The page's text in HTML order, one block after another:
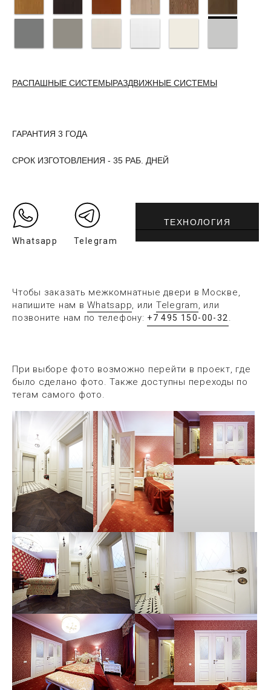
РАСПАШНЫЕ СИСТЕМЫРАЗДВИЖНЫЕ СИСТЕМЫ
ГАРАНТИЯ 3 ГОДА
СРОК ИЗГОТОВЛЕНИЯ - 35 РАБ. ДНЕЙ
Whatsapp Telegram
ТЕХНОЛОГИЯ
Чтобы заказать межкомнатные двери в Москве,
напишите нам вWhatsapp, или Telegram, или
позвоните нам по телефону: +7 495 150-00-32 .
При выборе фото возможно перейти в проект, где
было сделано фото. Также доступны переходы по
тегам самого фото.